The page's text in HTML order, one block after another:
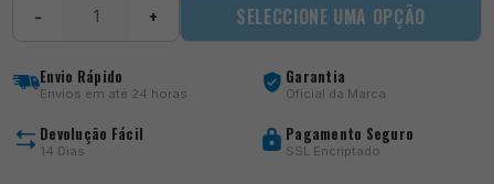
Yellow
− + SELECCIONE UMA OPÇÃO
Envio Rápido
Envios em até 24 horas
Garantia
Oficial da Marca
Devolução Fácil
14 Dias
Pagamento Seguro
SSL Encriptado